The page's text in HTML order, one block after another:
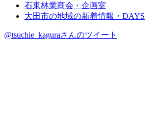
石東林業商会・企画室
大田市の地域の新着情報・DAYS
@tsuchie_kaguraさんのツイート